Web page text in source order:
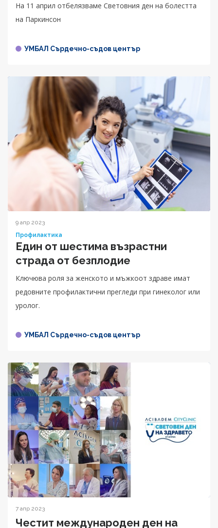
На 11 април отбелязваме Световния ден на болестта
на Паркинсон
УМБАЛ Сърдечно-съдов център
9 апр 2023
Профилактика
Eдин от шестима възрастни
страда от безплодие
Ключюва роля за женското и мъжкоот здраве имат
редовните профилактични прегледи при гинеколог или
уролог.
УМБАЛ Сърдечно-съдов център
7 апр 2023
Честит международен ден на